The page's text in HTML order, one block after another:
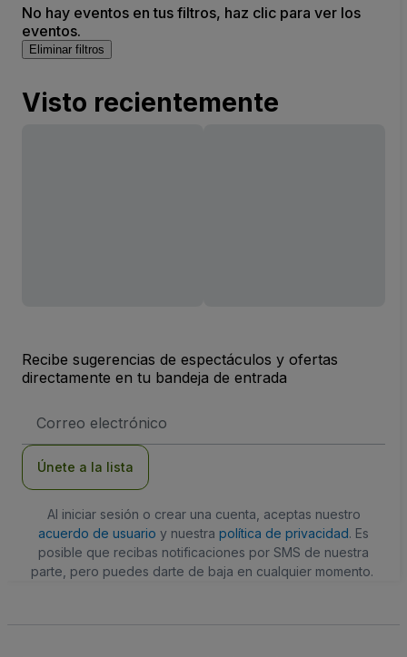
No hay eventos en tus filtros, haz clic para ver los
eventos.
Eliminar filtros
Visto recientemente
Recibe sugerencias de espectáculos y ofertas
directamente en tu bandeja de entrada
de
Únete a la lista
Al iniciar sesión o crear una cuenta, aceptas nuestro
acuerdo de usuario y nuestra política de privacidad. Es
posible que recibas notificaciones por SMS de nuestra
parte, pero puedes darte de baja en cualquier momento.